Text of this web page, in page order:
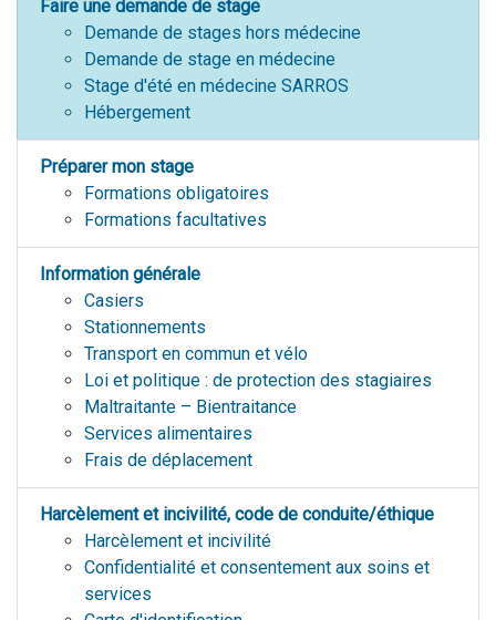
Faire une demande de stage
Demande de stages hors médecine
Demande de stage en médecine
Stage d'été en médecine SARROS
Hébergement
Préparer mon stage
Formations obligatoires
Formations facultatives
Information générale
Casiers
Stationnements
Transport en commun et vélo
Loi et politique : de protection des stagiaires
Maltraitante – Bientraitance
Services alimentaires
Frais de déplacement
Harcèlement et incivilité, code de conduite/éthique
Harcèlement et incivilité
Confidentialité et consentement aux soins et
services